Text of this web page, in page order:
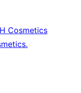
Cosmetics